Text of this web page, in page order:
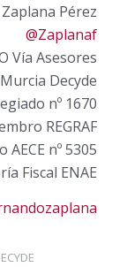
Pérez
@Zaplanaf
Vía Asesores
Decyde
nº 1670
REGRAF
AECE nº 5305
Fiscal ENAE